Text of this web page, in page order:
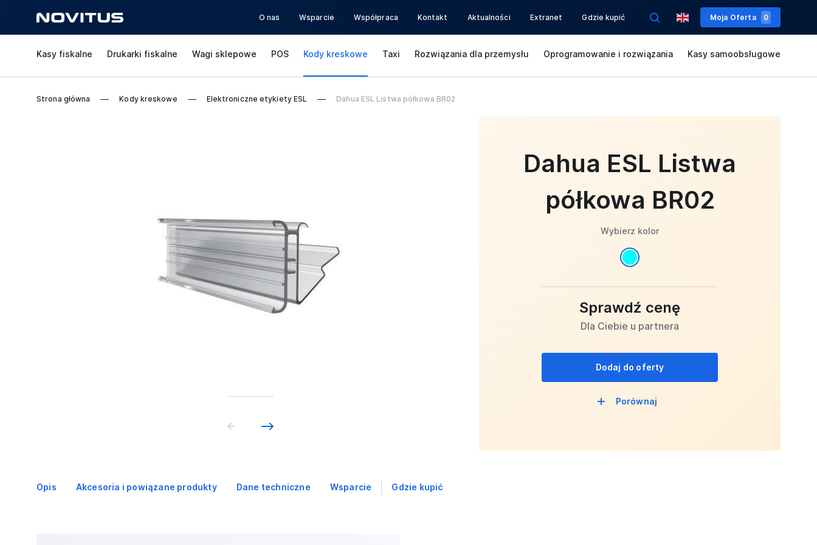
O nas Wsparcie Współpraca Kontakt Aktualności Extranet Gdzie kupić Moja Oferta 0
Kasy fiskalne Drukarki fiskalne Wagi sklepowe POS Kody kreskowe Taxi Rozwiązania dla przemysłu Oprogramowanie i rozwiązania Kasy samoobsługowe
Strona główna Kody kreskowe Elektroniczne etykiety ESL Dahua ESL Listwa półkowa BR02
Dahua ESL Listwa
półkowa BR02
Wybierz kolor
Sprawdź cenę
Dla Ciebie u partnera
Dodaj do oferty
Porównaj
Opis Akcesoria i powiązane produkty Dane techniczne Wsparcie Gdzie kupić